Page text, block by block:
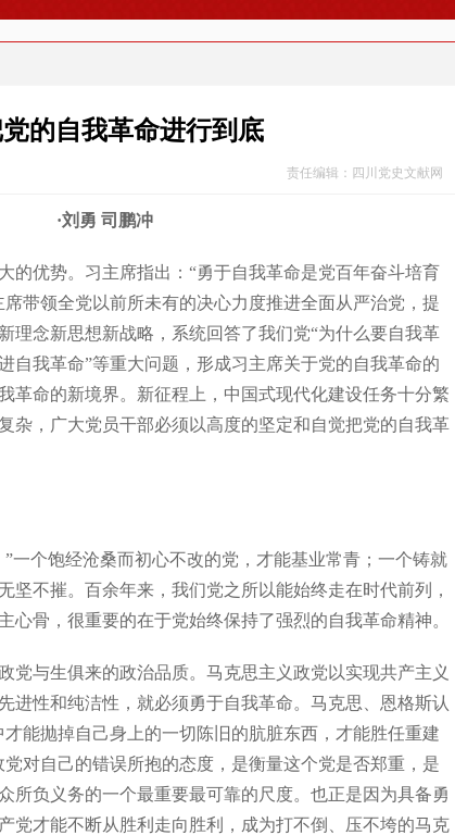
的自我革命进行到底
责任编辑：四川党史文献网
·刘勇 司鹏冲
优势。习主席指出：“勇于自我革命是党百年奋斗培育
带领全党以前所未有的决心力度推进全面从严治党，提
理念新思想新战略，系统回答了我们党“为什么要自我革
自我革命”等重大问题，形成习主席关于党的自我革命的
革命的新境界。新征程上，中国式现代化建设任务十分繁
杂，广大党员干部必须以高度的坚定和自觉把党的自我革
个饱经沧桑而初心不改的党，才能基业常青；一个铸就
坚不摧。百余年来，我们党之所以能始终走在时代前列，
心骨，很重要的在于党始终保持了强烈的自我革命精神。
与生俱来的政治品质。马克思主义政党以实现共产主义
进性和纯洁性，就必须勇于自我革命。马克思、恩格斯认
能抛掉自己身上的一切陈旧的肮脏东西，才能胜任重建
对自己的错误所抱的态度，是衡量这个党是否郑重，是
所负义务的一个最重要最可靠的尺度。也正是因为具备勇
党才能不断从胜利走向胜利，成为打不倒、压不垮的马克